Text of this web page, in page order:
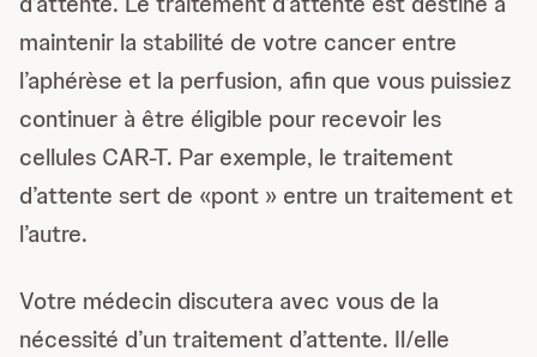
maintenir la stabilité de votre cancer entre
l’aphérèse et la perfusion, afin que vous puissiez
continuer à être éligible pour recevoir les
cellules CAR-T. Par exemple, le traitement
d’attente sert de «pont » entre un traitement et
l’autre.
Votre médecin discutera avec vous de la
nécessité d’un traitement d’attente. Il/elle